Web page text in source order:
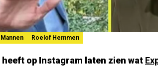
Mannen Roelof Hemmen
heeft op Instagram laten zien wat